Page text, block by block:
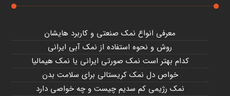
معرفی انواع نمک صنعتی و کاربرد هایشان
روش و نحوه استفاده از نمک آبی ایرانی
کدام بهتر است نمک صورتی ایرانی یا نمک هیمالیا
خواص دل نمک کریستالی برای سلامت بدن
نمک رژیمی کم سدیم چیست و چه خواصی دارد